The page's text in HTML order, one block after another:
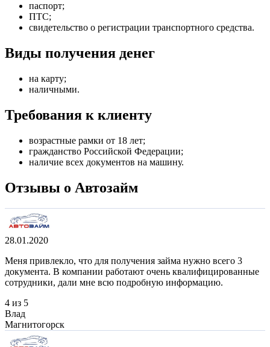
паспорт;
ПТС;
свидетельство о регистрации транспортного средства.
Виды получения денег
на карту;
наличными.
Требования к клиенту
возрастные рамки от 18 лет;
гражданство Российской Федерации;
наличие всех документов на машину.
Отзывы о Автозайм
28.01.2020
Меня привлекло, что для получения займа нужно всего 3
документа. В компании работают очень квалифицированные
сотрудники, дали мне всю подробную информацию.
4 из 5
Влад
Магнитогорск